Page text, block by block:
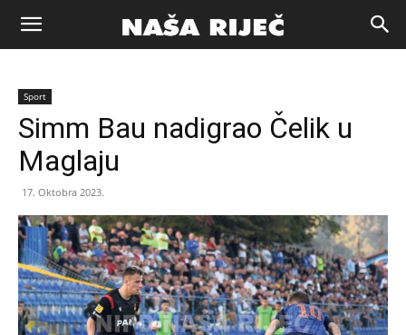
Naša
riječ
Sport
Simm Bau nadigrao Čelik u
Maglaju
17. Oktobra 2023.